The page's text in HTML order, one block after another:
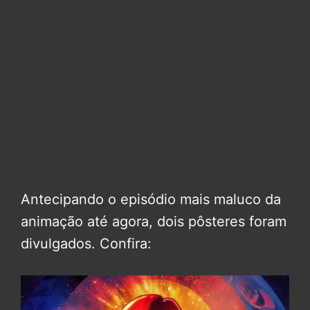
Antecipando o episódio mais maluco da
animação até agora, dois pôsteres foram
divulgados. Confira: